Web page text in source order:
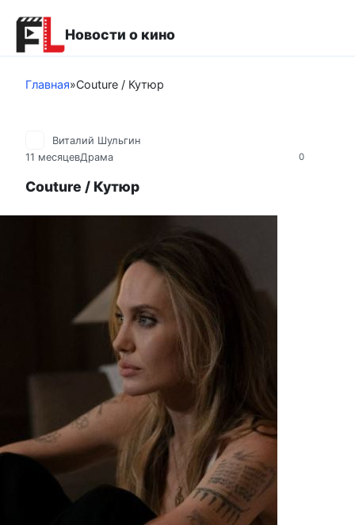
контенту
Новости о кино
Главная»Couture / Кутюр
0
Виталий Шульгин
11 месяцевДрама
Couture / Кутюр